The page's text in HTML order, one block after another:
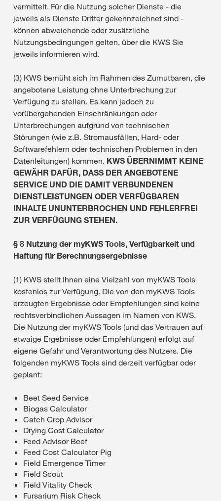
vermittelt. Für die Nutzung solcher Dienste - die
jeweils als Dienste Dritter gekennzeichnet sind -
können abweichende oder zusätzliche
Nutzungsbedingungen gelten, über die KWS Sie
jeweils informieren wird.
(3) KWS bemüht sich im Rahmen des Zumutbaren, die
angebotene Leistung ohne Unterbrechung zur
Verfügung zu stellen. Es kann jedoch zu
vorübergehenden Einschränkungen oder
Unterbrechungen aufgrund von technischen
Störungen (wie z.B. Stromausfällen, Hard- oder
Softwarefehlern oder technischen Problemen in den
Datenleitungen) kommen. KWS ÜBERNIMMT KEINE
GEWÄHR DAFÜR, DASS DER ANGEBOTENE
SERVICE UND DIE DAMIT VERBUNDENEN
DIENSTLEISTUNGEN ODER VERFÜGBAREN
INHALTE UNUNTERBROCHEN UND FEHLERFREI
ZUR VERFÜGUNG STEHEN.
§ 8 Nutzung der myKWS Tools, Verfügbarkeit und
Haftung für Berechnungsergebnisse
(1) KWS stellt Ihnen eine Vielzahl von myKWS Tools
kostenlos zur Verfügung. Die von den myKWS Tools
erzeugten Ergebnisse oder Empfehlungen sind keine
rechtsverbindlichen Aussagen im Namen von KWS.
Die Nutzung der myKWS Tools (und das Vertrauen auf
etwaige Ergebnisse oder Empfehlungen) erfolgt auf
eigene Gefahr und Verantwortung des Nutzers. Die
folgenden myKWS Tools sind derzeit verfügbar oder
geplant:
Beet Seed Service
Biogas Calculator
Catch Crop Advisor
Drying Cost Calculator
Feed Advisor Beef
Feed Cost Calculator Pig
Field Emergence Timer
Field Scout
Field Vitality Check
Fursarium Risk Check